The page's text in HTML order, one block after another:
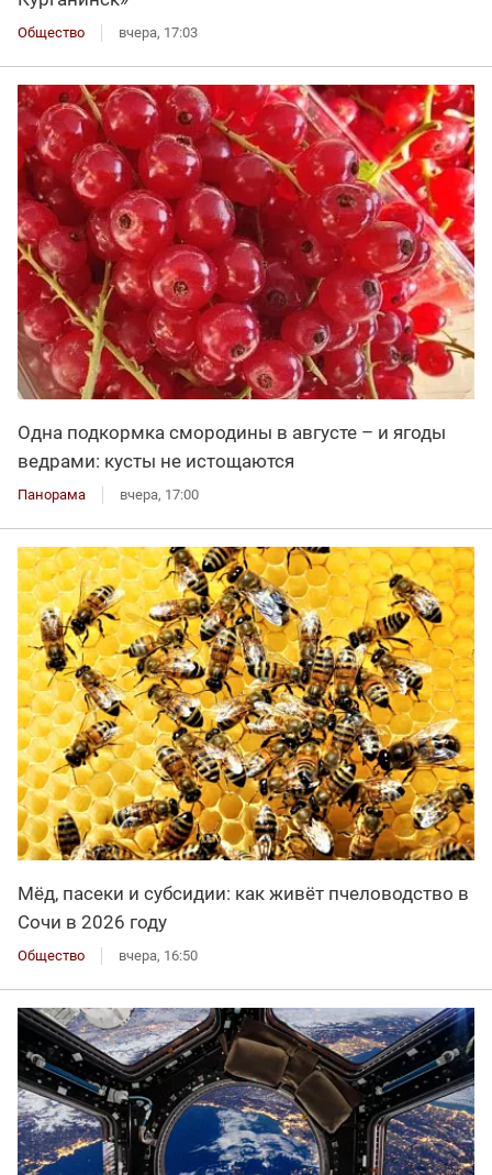
Общество вчера, 17:03
Одна подкормка смородины в августе – и ягоды
ведрами: кусты не истощаются
Панорама вчера, 17:00
Мёд, пасеки и субсидии: как живёт пчеловодство в
Сочи в 2026 году
Общество вчера, 16:50